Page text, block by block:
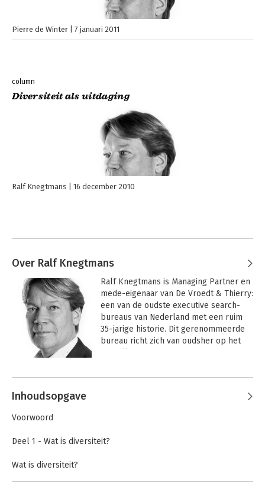
Pierre de Winter 7 januari 2011
column
Diversiteit als uitdaging
Ralf Knegtmans 16 december 2010
Over Ralf Knegtmans
Ralf Knegtmans is Managing Partner en
mede-eigenaar van De Vroedt & Thierry:
een van de oudste executive search-
bureaus van Nederland met een ruim
35-jarige historie. Dit gerenommeerde
bureau richt zich van oudsher op het
Raden van Commissarissen en Raden
onderwijs (kopstudie Bedrijfskunde)
aan de Nyenrode Business University en
Andere boeken door Ralf
Knegtmans
Inhoudsopgave
Voorwoord
Deel 1 - Wat is diversiteit?
Wat is diversiteit?